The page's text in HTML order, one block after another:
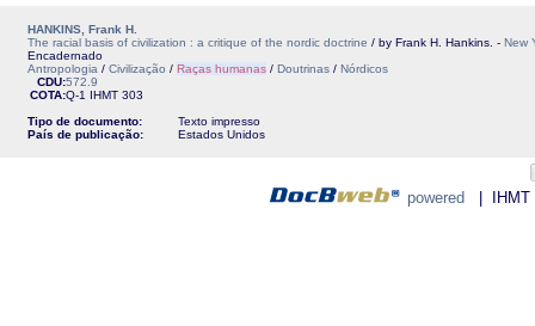
HANKINS, Frank H.
The racial basis of civilization : a critique of the nordic doctrine / by Frank H. Hankins. - New
Encadernado
Antropologia / Civilização / Raças humanas / Doutrinas / Nórdicos
CDU:572.9
COTA:Q-1 IHMT 303
Tipo de documento:
Texto impresso
País de publicação:
Estados Unidos
powered | IHMT -